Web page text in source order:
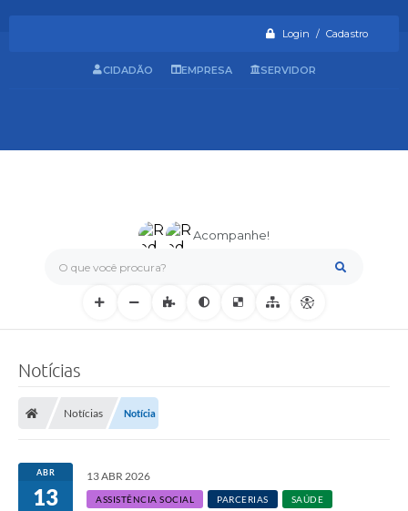
Login / Cadastro
O que você procura?
Acompanhe!
CIDADÃO EMPRESA SERVIDOR
Notícias
Notícias Notícia
ABR
13
13 ABR 2026
ASSISTÊNCIA SOCIAL PARCERIAS SAÚDE